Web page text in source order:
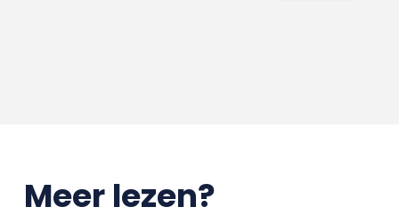
Meer lezen?